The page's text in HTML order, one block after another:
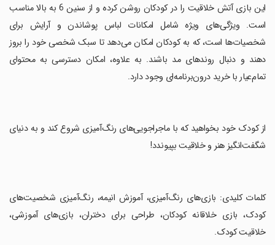
‏این بازی آتش خلاقیت را در کودکان روشن کرده و از سنین 6 به بالا مناسب
است. ویژگی‌های ویژه شامل امکانات لباس پوشاندن و آرایش برای
شخصیات‌ها است، که به کودکان امکان می‌دهد تا سبک شخصی خود را بروز
دهند و دنبال روندهای مد باشند. به علاوه، امکان دسترسی به محتوای
تمام‌عیار با خرید درون‌برنامه‌ای وجود دارد.
‏از کودک خود بخواهید که با ماجراجویی‌های رنگ‌آمیزی شروع کند و به دنیای
شگفت‌انگیز هنر و خلاقیت بپیوندد!
‏کلمات کلیدی: بازی‌های رنگ‌آمیزی، آموزش انیمه، رنگ‌آمیزی شخصیت‌های
کودک، بازی خلاقانه کودکان، طراحی برای دختران، بازی‌های آموزشی،
خلاقیت کودک.